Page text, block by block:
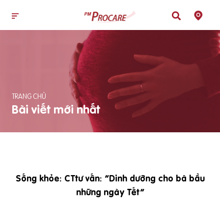
TRANG CHỦ
Bài viết mới nhất
Sống khỏe: CTtư vấn: “Dinh dưỡng cho bà bầu
những ngày Tết”